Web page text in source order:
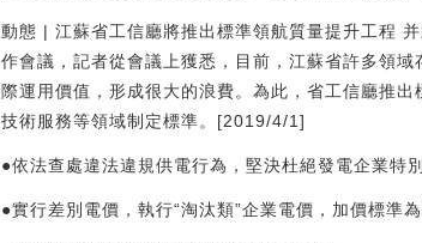
動態 | 江蘇省工信廳將推出標準領航質量提升工程
作會議，記者從會議上獲悉，目前，江蘇省許多領
際運用價值，形成很大的浪費。為此，省工信廳推
技術服務等領域制定標準。[2019/4/1]
●依法查處違法違規供電行為，堅決杜絕發電企業特
●實行差別電價，執行“淘汰類”企業電價，加價標準